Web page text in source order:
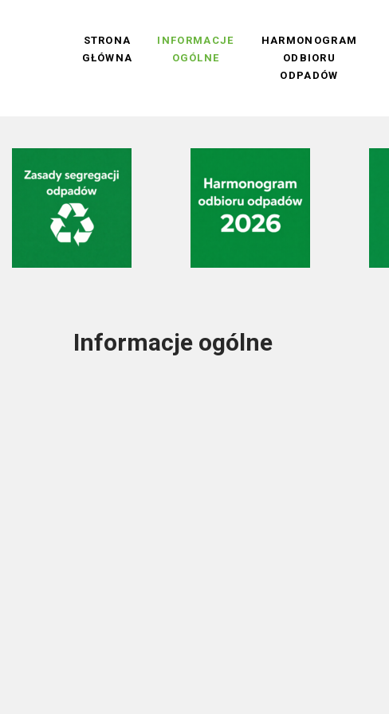
STRONA
GŁÓWNA
INFORMACJE
OGÓLNE
HARMONOGRAM
ODBIORU
ODPADÓW
Informacje ogólne